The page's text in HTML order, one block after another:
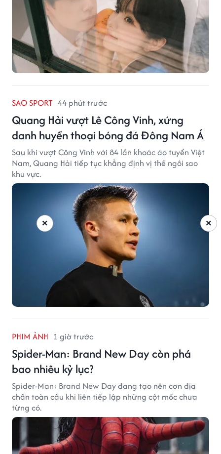
SAO SPORT 44 phút trước
Quang Hải vượt Lê Công Vinh, xứng
danh huyền thoại bóng đá Đông Nam Á
Sau khi vượt Công Vinh với 84 lần khoác áo tuyển Việt
Nam, Quang Hải tiếp tục khẳng định vị thế ngôi sao
khu vực.
PHIM ẢNH 1 giờ trước
Spider-Man: Brand New Day còn phá
bao nhiêu kỷ lục?
Spider-Man: Brand New Day đang tạo nên cơn địa
chấn toàn cầu khi liên tiếp lập những cột mốc chưa
từng có.
×
×